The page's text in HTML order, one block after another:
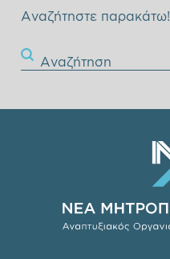
Αναζήτηστε παρακάτω!
Αναζήτηση